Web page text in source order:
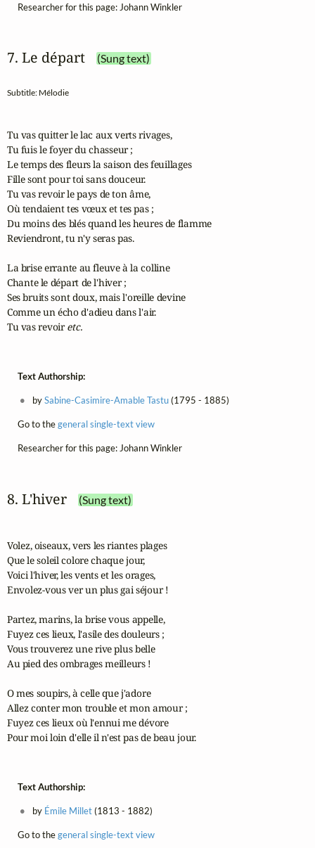
Researcher for this page: Johann Winkler
7. Le départ (Sung text)
Subtitle: Mélodie
Tu vas quitter le lac aux verts rivages,
Tu fuis le foyer du chasseur ;
Le temps des fleurs la saison des feuillages
Fille sont pour toi sans douceur.
Tu vas revoir le pays de ton âme,
Où tendaient tes vœux et tes pas ;
Du moins des blés quand les heures de flamme
Reviendront, tu n'y seras pas.
La brise errante au fleuve à la colline
Chante le départ de l'hiver ;
Ses bruits sont doux, mais l'oreille devine
Comme un écho d'adieu dans l'air.
Tu vas revoir etc.
Text Authorship:
bySabine-Casimire-Amable Tastu(1795 - 1885)
Go to thegeneral single-text view
Researcher for this page: Johann Winkler
8. L'hiver (Sung text)
Volez, oiseaux, vers les riantes plages
Que le soleil colore chaque jour,
Voici l'hiver, les vents et les orages,
Envolez-vous ver un plus gai séjour !
Partez, marins, la brise vous appelle,
Fuyez ces lieux, l'asile des douleurs ;
Vous trouverez une rive plus belle
Au pied des ombrages meilleurs !
O mes soupirs, à celle que j'adore
Allez conter mon trouble et mon amour ;
Fuyez ces lieux où l'ennui me dévore
Pour moi loin d'elle il n'est pas de beau jour.
Text Authorship:
by Émile Millet(1813 - 1882)
Go to thegeneral single-text view